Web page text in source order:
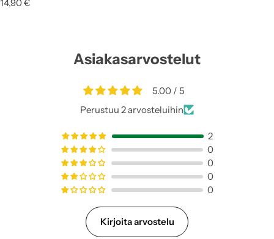
14,90 €
Asiakasarvostelut
5.00 / 5
Perustuu 2 arvosteluihin
2
0
0
0
0
Kirjoita arvostelu